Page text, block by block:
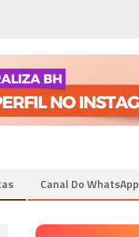
Canal Do WhatsApp